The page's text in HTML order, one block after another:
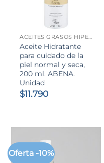
ACEITES GRASOS HIPEROXIGENADO
Aceite Hidratante
para cuidado de la
piel normal y seca,
200 ml. ABENA.
Unidad
$11.790
Oferta -10%